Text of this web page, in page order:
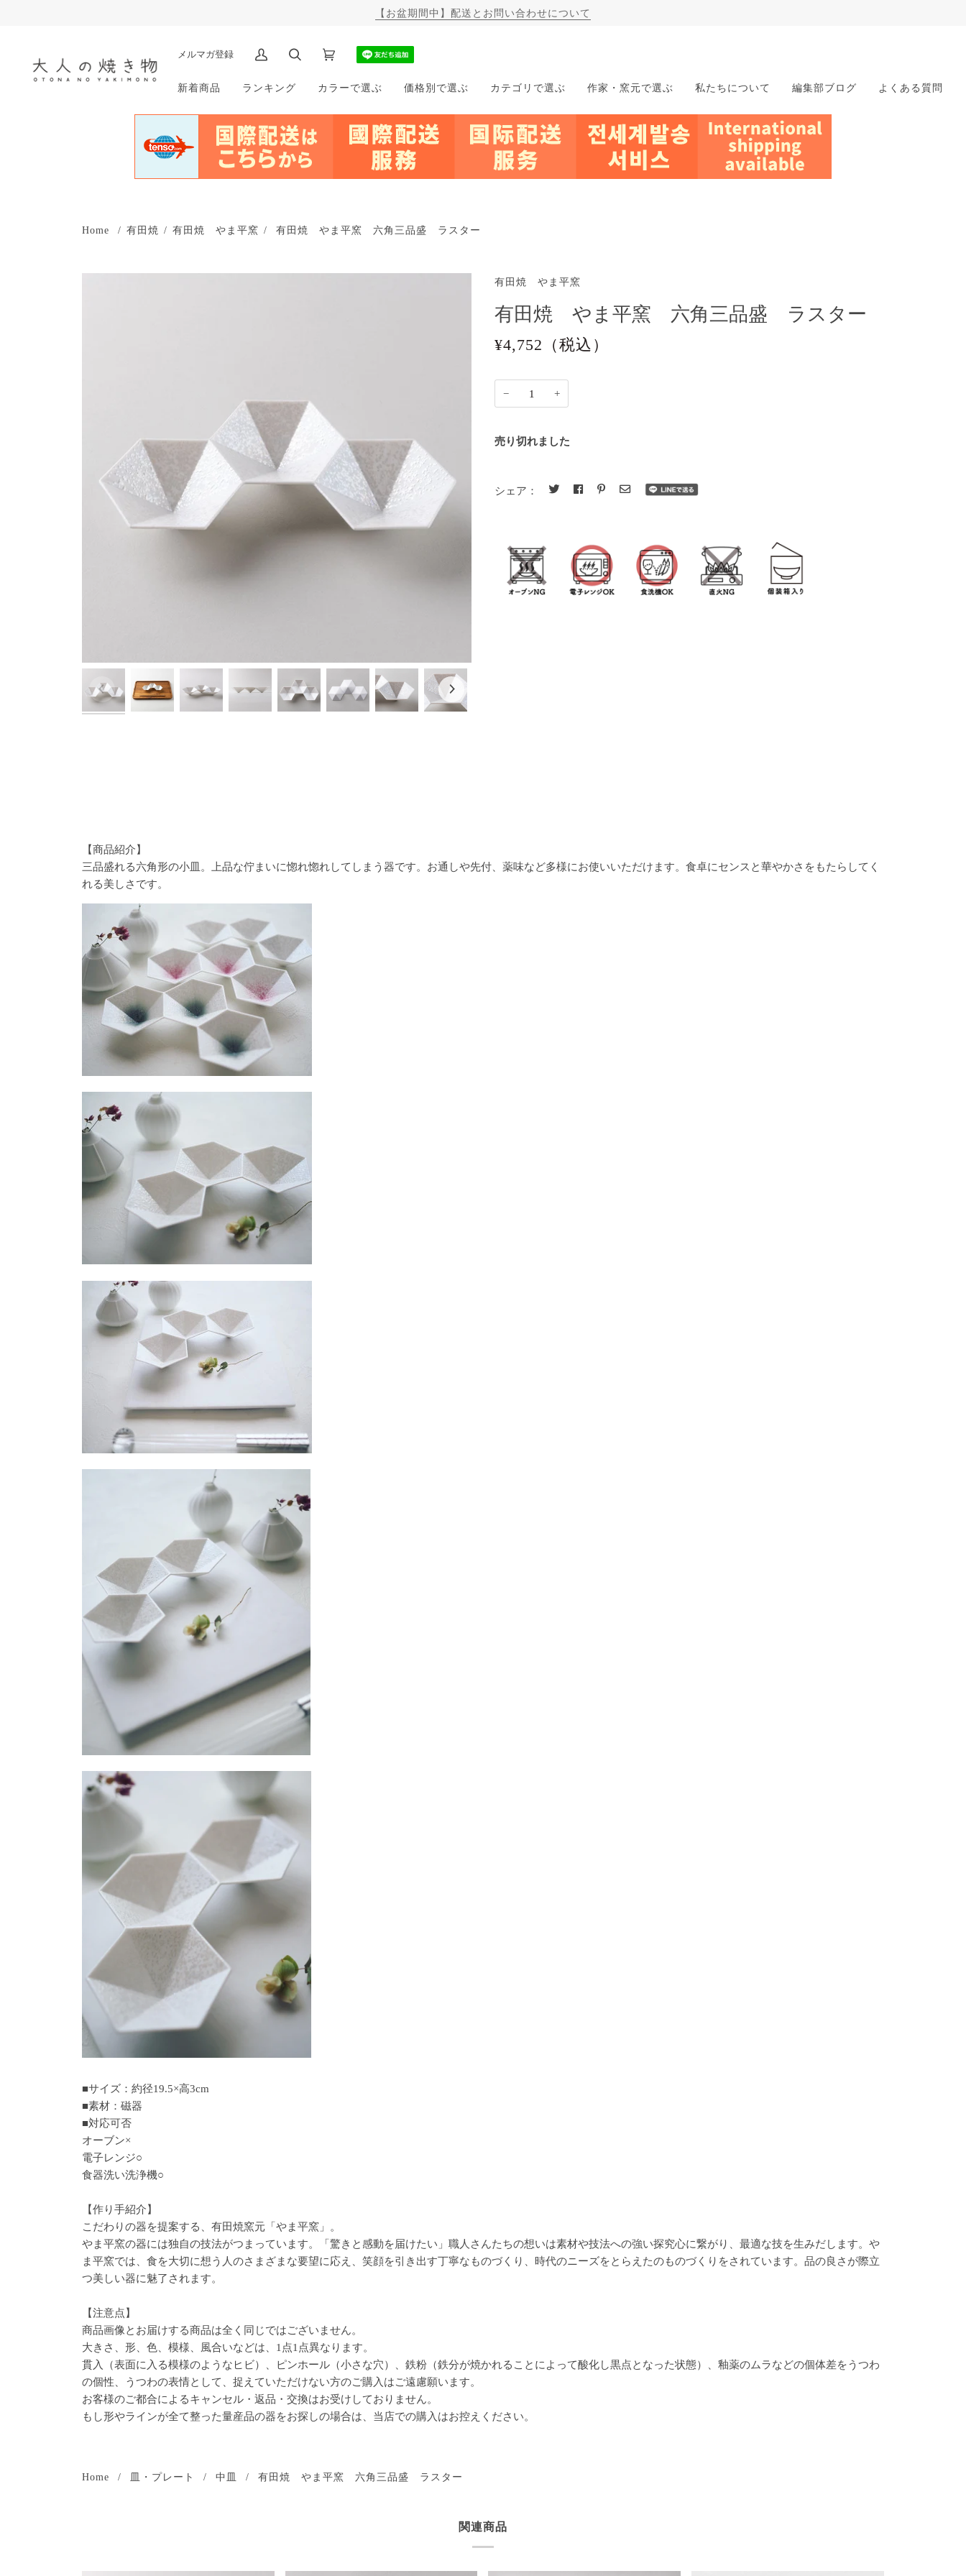
【お盆期間中】配送とお問い合わせについて
メルマガ登録
マ
カ
ウ
ン
ト
検
カ
ト
新着商品 ランキング カラーで選ぶ 価格別で選ぶ カテゴリで選ぶ 作家・窯元で選ぶ 私たちについて 編集部ブログ よくある質問
Home / 有田焼 / 有田焼 やま平窯 / 有田焼 やま平窯 六角三品盛 ラスター
有田焼 やま平窯
有田焼 やま平窯 六角三品盛 ラスター
¥4,752 （税込）
− +
売り切れました
シェア：
【商品紹介】
三品盛れる六角形の小皿。上品な佇まいに惚れ惚れしてしまう器です。お通しや先付、薬味など多様にお使いいただけます。食卓にセンスと華やかさをもたらしてく
れる美しさです。
■サイズ：約径19.5×高3cm
■素材：磁器
■対応可否
オーブン×
電子レンジ○
食器洗い洗浄機○
【作り手紹介】
こだわりの器を提案する、有田焼窯元「やま平窯」。
やま平窯の器には独自の技法がつまっています。「驚きと感動を届けたい」職人さんたちの想いは素材や技法への強い探究心に繋がり、最適な技を生みだします。や
ま平窯では、食を大切に想う人のさまざまな要望に応え、笑顔を引き出す丁寧なものづくり、時代のニーズをとらえたのものづくりをされています。品の良さが際立
つ美しい器に魅了されます。
【注意点】
商品画像とお届けする商品は全く同じではございません。
大きさ、形、色、模様、風合いなどは、1点1点異なります。
貫入（表面に入る模様のようなヒビ）、ピンホール（小さな穴）、鉄粉（鉄分が焼かれることによって酸化し黒点となった状態）、釉薬のムラなどの個体差をうつわ
の個性、うつわの表情として、捉えていただけない方のご購入はご遠慮願います。
お客様のご都合によるキャンセル・返品・交換はお受けしておりません。
もし形やラインが全て整った量産品の器をお探しの場合は、当店での購入はお控えください。
Home / 皿・プレート / 中皿 / 有田焼 やま平窯 六角三品盛 ラスター
関連商品